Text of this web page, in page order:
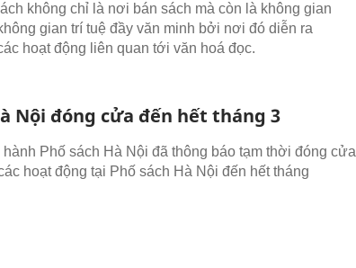
không chỉ là nơi bán sách mà còn là không gian
gian trí tuệ đầy văn minh bởi nơi đó diễn ra
hoạt động liên quan tới văn hoá đọc.
Nội đóng cửa đến hết tháng 3
hành Phố sách Hà Nội đã thông báo tạm thời đóng cửa
hoạt động tại Phố sách Hà Nội đến hết tháng